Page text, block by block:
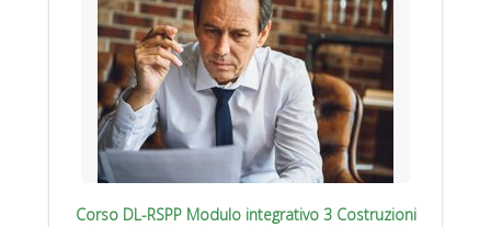
Corso DL-RSPP Modulo integrativo 3 Costruzioni